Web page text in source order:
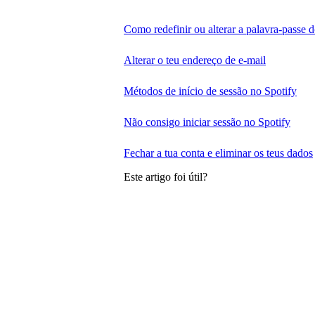
Como redefinir ou alterar a palavra-passe
Alterar o teu endereço de e-mail
Métodos de início de sessão no Spotify
Não consigo iniciar sessão no Spotify
Fechar a tua conta e eliminar os teus dados
Este artigo foi útil?